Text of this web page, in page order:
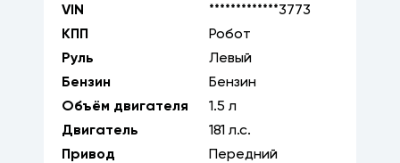
VIN
*************3773
КПП
Робот
Руль
Левый
Бензин
Бензин
Объём двигателя
1.5 л
Двигатель
181 л.с.
Привод
Передний